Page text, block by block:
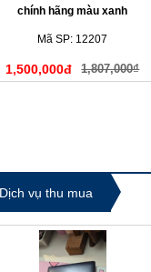
chính hãng màu xanh
Mã SP: 12207
1,500,000đ 1,807,000₫
Dịch vụ thu mua